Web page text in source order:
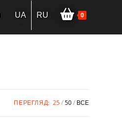
UA RU 0
ПЕРЕГЛЯД: 25 50 ВСЕ